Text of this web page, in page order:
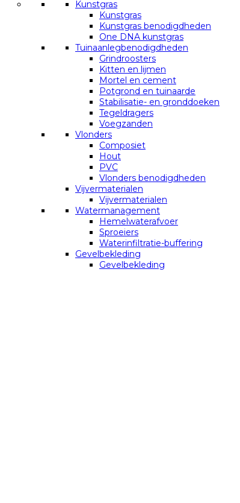
Kunstgras
Kunstgras
Kunstgras benodigdheden
One DNA kunstgras
Tuinaanlegbenodigdheden
Grindroosters
Kitten en lijmen
Mortel en cement
Potgrond en tuinaarde
Stabilisatie- en gronddoeken
Tegeldragers
Voegzanden
Vlonders
Composiet
Hout
PVC
Vlonders benodigdheden
Vijvermaterialen
Vijvermaterialen
Watermanagement
Hemelwaterafvoer
Sproeiers
Waterinfiltratie-buffering
Gevelbekleding
Gevelbekleding